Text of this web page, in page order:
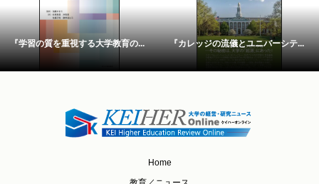
『学習の質を重視する大学教育の... 『カレッジの流儀とユニバーシテ...
Home